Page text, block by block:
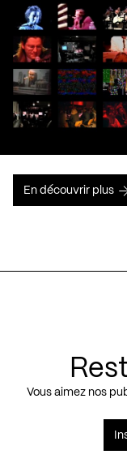
En découvrir plus
Vous aimez nos